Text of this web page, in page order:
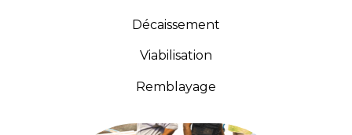
Décaissement
Viabilisation
Remblayage